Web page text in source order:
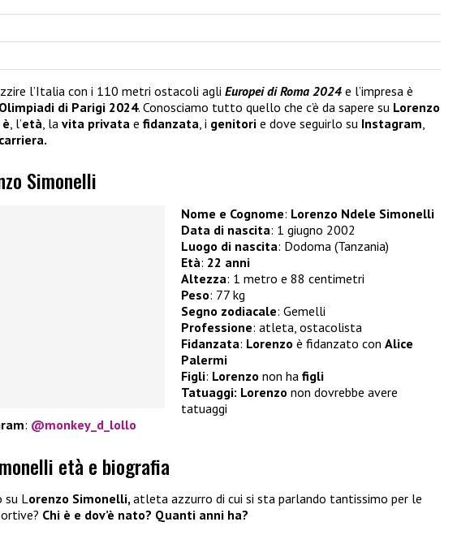
l’Italia con i 110 metri ostacoli agli Europei di Roma 2024 e l’impresa è
Olimpiadi di Parigi 2024. Conosciamo tutto quello che c’è da sapere su Lorenzo
, l’età, la vita privata e fidanzata, i genitori e dove seguirlo su Instagram,
carriera.
Simonelli
Nome e Cognome: Lorenzo Ndele Simonelli
Data di nascita: 1 giugno 2002
Luogo di nascita: Dodoma (Tanzania)
Età: 22 anni
Altezza: 1 metro e 88 centimetri
Peso: 77 kg
Segno zodiacale: Gemelli
Professione: atleta, ostacolista
Fidanzata: Lorenzo è fidanzato con Alice
Palermi
Figli: Lorenzo non ha figli
Tatuaggi: Lorenzo non dovrebbe avere
tatuaggi
: @monkey_d_lollo
età e biografia
su Lorenzo Simonelli,atleta azzurro di cui si sta parlando tantissimo per le
Chi è e dov’è nato? Quanti anni ha?